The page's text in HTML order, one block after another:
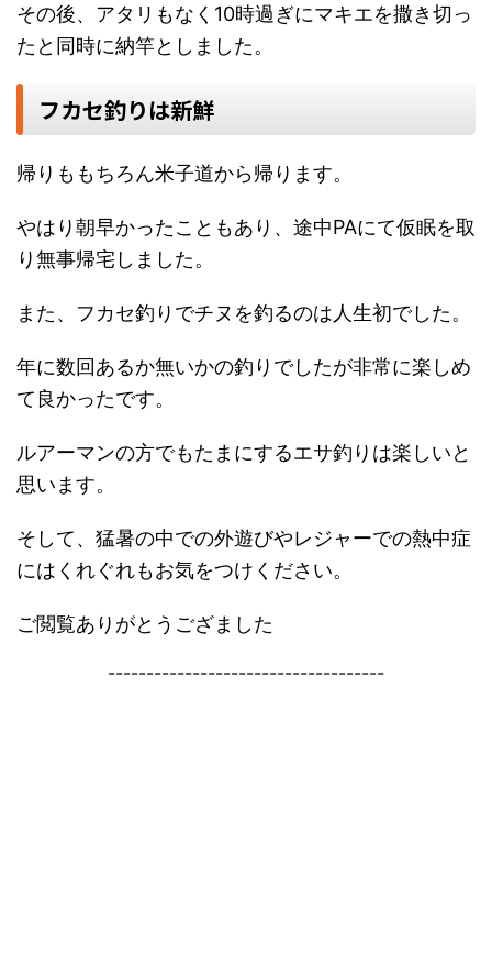
その後、アタリもなく10時過ぎにマキエを撒き切っ
たと同時に納竿としました。
フカセ釣りは新鮮
帰りももちろん米子道から帰ります。
やはり朝早かったこともあり、途中PAにて仮眠を取
り無事帰宅しました。
また、フカセ釣りでチヌを釣るのは人生初でした。
年に数回あるか無いかの釣りでしたが非常に楽しめ
て良かったです。
ルアーマンの方でもたまにするエサ釣りは楽しいと
思います。
そして、猛暑の中での外遊びやレジャーでの熱中症
にはくれぐれもお気をつけください。
ご閲覧ありがとうござました
------------------------------------